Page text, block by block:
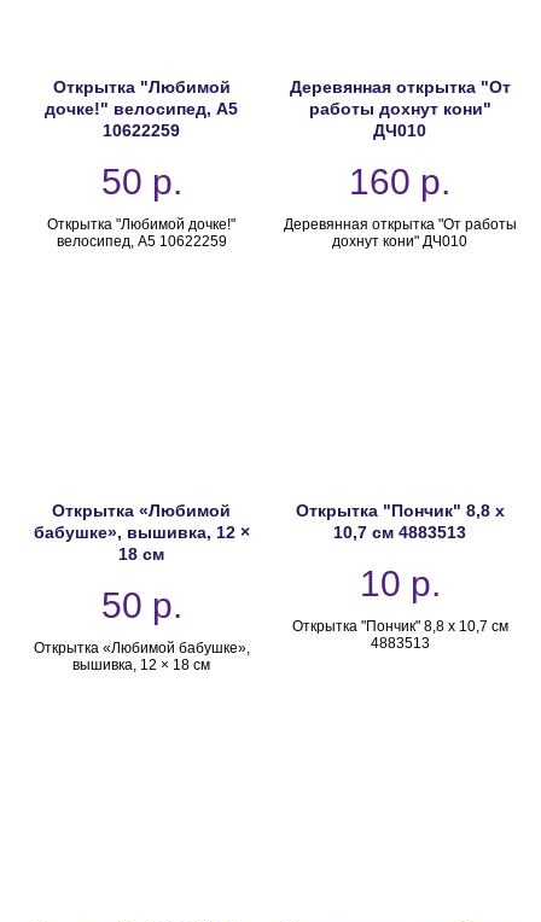
Открытка "Любимой
дочке!" велосипед, А5
10622259
50 р.
Открытка "Любимой дочке!"
велосипед, А5 10622259
Деревянная открытка "От
работы дохнут кони"
ДЧ010
160 р.
Деревянная открытка "От работы
дохнут кони" ДЧ010
Открытка «Любимой
бабушке», вышивка, 12 ×
18 см
50 р.
Открытка «Любимой бабушке»,
вышивка, 12 × 18 см
Открытка "Пончик" 8,8 х
10,7 см 4883513
10 р.
Открытка "Пончик" 8,8 х 10,7 см
4883513